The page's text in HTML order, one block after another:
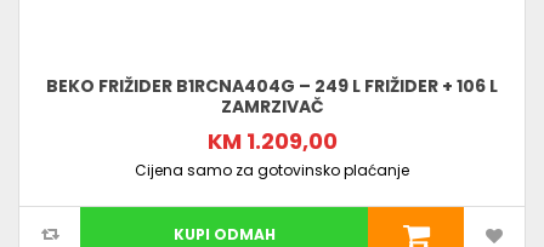
BEKO FRIŽIDER B1RCNA404G – 249 L FRIŽIDER + 106 L
ZAMRZIVAČ
KM 1.209,00
Cijena samo za gotovinsko plaćanje
KUPI ODMAH